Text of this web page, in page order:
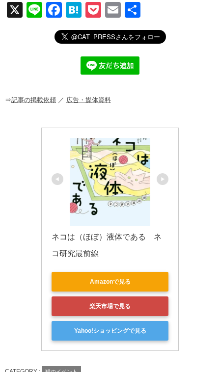
X
Li
F
a
c
o
H
at
e
n
a
P
o
ck
et
E
m
ail
有
⇒記事の掲載依頼 ／ 広告・媒体資料
ネコは（ほぼ）液体である　ネ
コ研究最前線
Amazonで見る
楽天市場で見る
Yahoo!ショッピングで見る